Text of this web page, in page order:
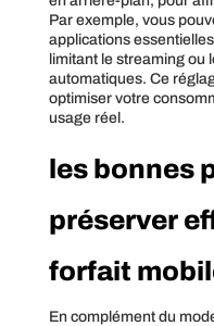
Par exemple, vous
applications
limitant le streaming ou
automatiques. Ce
optimiser votre
usage réel.
les bonnes
préserver
forfait
En complément du